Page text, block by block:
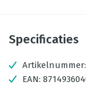
Specificaties
Artikelnummer:
EAN: